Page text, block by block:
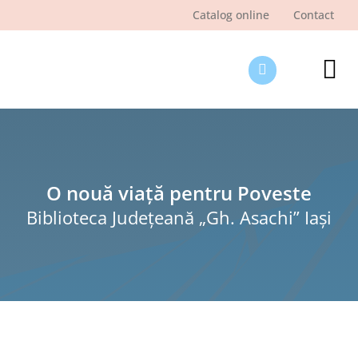
Catalog online Contact
O nouă viață pentru Poveste
Biblioteca Judeţeană „Gh. Asachi” Iaşi